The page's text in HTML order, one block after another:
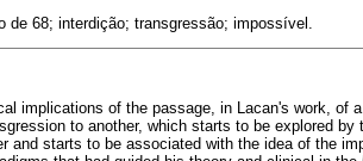
de 68; interdição; transgressão; impossível.
implications of the passage, in Lacan's work, of
to another, which starts to be explored
and starts to be associated with the idea of the